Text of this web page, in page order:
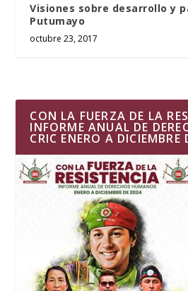
Visiones sobre desarrollo y
Putumayo
octubre 23, 2017
CON LA FUERZA DE LA
INFORME ANUAL DE
CRIC ENERO A DICIEMBRE